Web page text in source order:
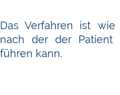
Das Verfahren ist wie
nach der der Patient
führen kann.